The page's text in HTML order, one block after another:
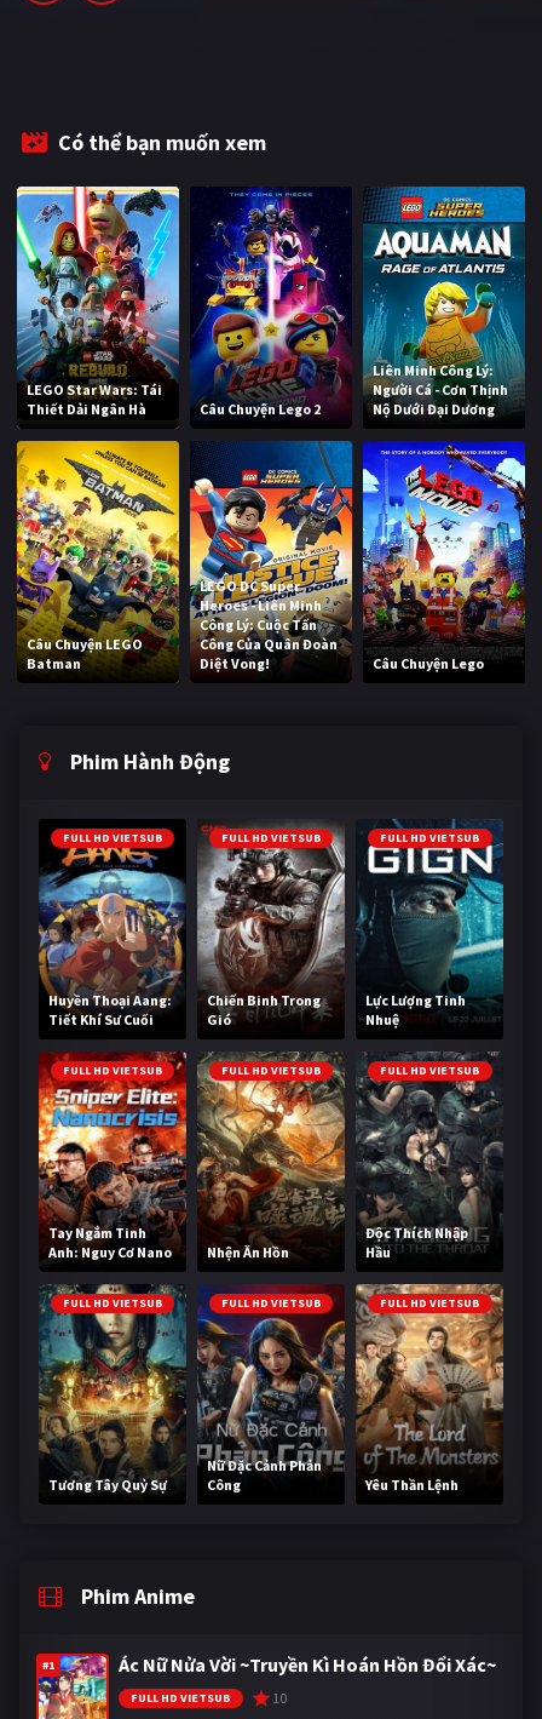
Có thể bạn muốn xem
LEGO Star Wars: Tái
Thiết Dải Ngân Hà
Câu Chuyện Lego 2
Liên Minh Công Lý:
Người Cá - Cơn Thịnh
Nộ Dưới Đại Dương
Câu Chuyện LEGO
Batman
LEGO DC Super
Heroes - Liên Minh
Công Lý: Cuộc Tấn
Công Của Quân Đoàn
Diệt Vong!
Câu Chuyện Lego
Phim Hành Động
FULL HD VIETSUB
Huyền Thoại Aang:
Tiết Khí Sư Cuối
Cùng
FULL HD VIETSUB
Chiến Binh Trong
Gió
FULL HD VIETSUB
Lực Lượng Tinh
Nhuệ
FULL HD VIETSUB
Tay Ngắm Tinh
Anh: Nguy Cơ Nano
FULL HD VIETSUB
Nhện Ăn Hồn
FULL HD VIETSUB
Độc Thích Nhập
Hầu
FULL HD VIETSUB
Tương Tây Quỷ Sự
FULL HD VIETSUB
Nữ Đặc Cảnh Phản
Công
FULL HD VIETSUB
Yêu Thần Lệnh
Phim Anime
#1 Ác Nữ Nửa Vời ~Truyền Kì Hoán Hồn Đổi Xác~
FULL HD VIETSUB 10